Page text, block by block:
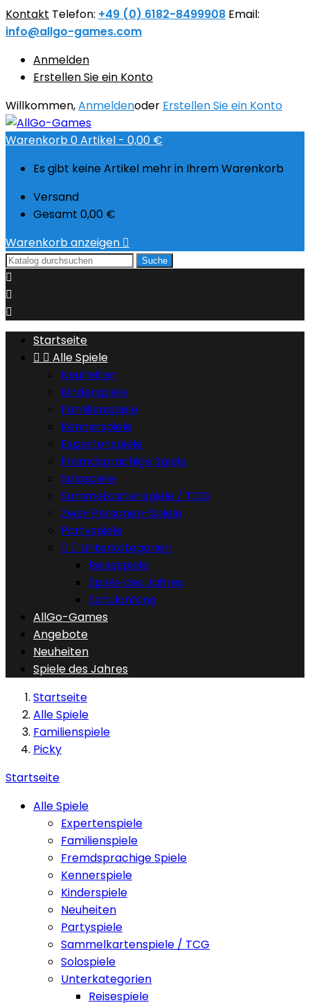
Kontakt Telefon: +49 (0) 6182-8499908 Email:
info@allgo-games.com
Anmelden
Erstellen Sie ein Konto
Willkommen,Anmeldenoder Erstellen Sie ein Konto
Warenkorb0Artikel - 0,00 €
Es gibt keine Artikel mehr in Ihrem Warenkorb
Versand
Gesamt 0,00 €
Warenkorb anzeigen 
Suche



Startseite
  Alle Spiele
Neuheiten
Kinderspiele
Familienspiele
Kennerspiele
Expertenspiele
Fremdsprachige Spiele
Solospiele
Sammelkartenspiele / TCG
Zwei-Personen-Spiele
Partyspiele
  Unterkategorien
Reisespiele
Spiele des Jahres
Schulanfang
AllGo-Games
Angebote
Neuheiten
Spiele des Jahres
Startseite
Alle Spiele
Familienspiele
Picky
Startseite
Alle Spiele
Expertenspiele
Familienspiele
Fremdsprachige Spiele
Kennerspiele
Kinderspiele
Neuheiten
Partyspiele
Sammelkartenspiele / TCG
Solospiele
Unterkategorien
Reisespiele